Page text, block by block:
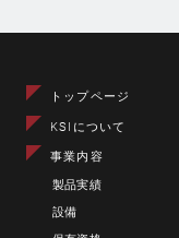
トップページ
KSIについて
事業内容
製品実績
設備